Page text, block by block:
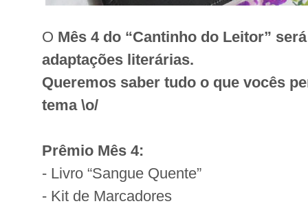
O Mês 4 do “Cantinho do Leitor”
adaptações literárias.
Queremos saber tudo o que vocês
tema \o/
Prêmio Mês 4:
- Livro “Sangue Quente”
- Kit de Marcadores